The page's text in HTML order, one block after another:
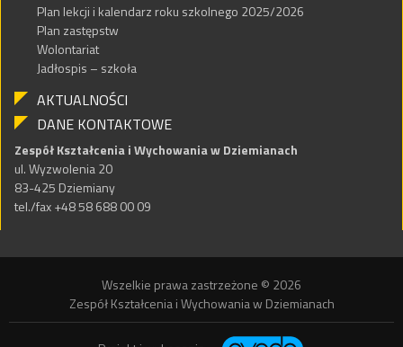
Plan lekcji i kalendarz roku szkolnego 2025/2026
Plan zastępstw
Wolontariat
Jadłospis – szkoła
AKTUALNOŚCI
DANE KONTAKTOWE
Zespół Kształcenia i Wychowania w Dziemianach
ul. Wyzwolenia 20
83-425 Dziemiany
tel./fax +48 58 688 00 09
Wszelkie prawa zastrzeżone © 2026
Zespół Kształcenia i Wychowania w Dziemianach